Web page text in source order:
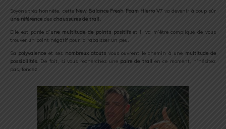
Soyons très honnête, cette New Balance Fresh Foam Hierro V7 va devenir à coup sûr
une référence des chaussures de trail.
Elle est parée d’une multitude de points positifset il va m’être compliqué de vous
trouver un point négatif pour la rabaisser un peu.
Sa polyvalence et ses nombreux atouts vous ouvrent le chemin à une multitude de
possibilités. De fait, si vous recherchez une paire de trail
en ce moment, n’hésitez
pas, foncez.